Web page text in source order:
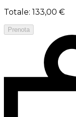
Totale: 133,00 €
Prenota